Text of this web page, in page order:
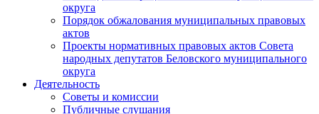
округа
Порядок обжалования муниципальных правовых
актов
Проекты нормативных правовых актов Совета
народных депутатов Беловского муниципального
округа
Деятельность
Советы и комиссии
Публичные слушания